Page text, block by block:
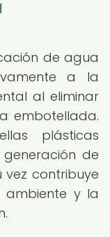
de agua
a la
al eliminar
embotellada.
plásticas
generación de
vez contribuye
ambiente y la